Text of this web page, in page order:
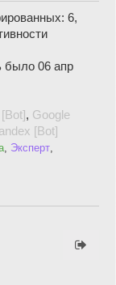
6,
было 06 апр
, Google
[Bot]
, Эксперт,